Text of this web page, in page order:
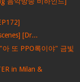
[Dr...
또 PPO록이야" 금빛
in Milan &